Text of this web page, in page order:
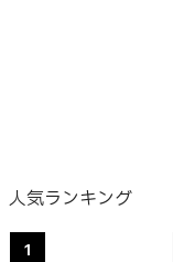
人気ランキング
1